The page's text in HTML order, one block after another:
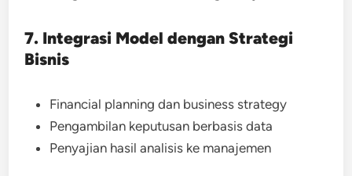
7. Integrasi Model dengan Strategi
Bisnis
Financial planning dan business strategy
Pengambilan keputusan berbasis data
Penyajian hasil analisis ke manajemen